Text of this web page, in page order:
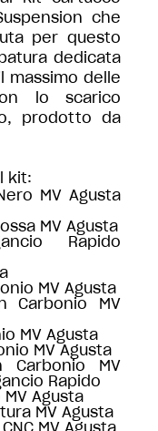
che
per questo
dedicata
delle
lo scarico
prodotto da
kit:
MV Agusta
MV Agusta
Rapido
MV Agusta
Carbonio MV
MV Agusta
MV Agusta
Carbonio MV
Rapido
Agusta
MV Agusta